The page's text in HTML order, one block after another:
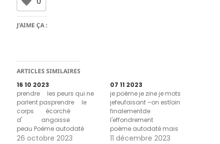
J’AIME ÇA :
ARTICLES SIMILAIRES
16 10 2023
prendre les peurs qui ne
parlent pasprendre le
corps écorché
d' angoisse prendre
peau Poème autodaté
mais aussi fondu à partir
26 octobre 2023
07 11 2023
je poème je zine je mots
jefeufaisant –on estloin
finalementde
l'effondrement
poème autodaté mais
aussi fondu à partir de
11 décembre 2023